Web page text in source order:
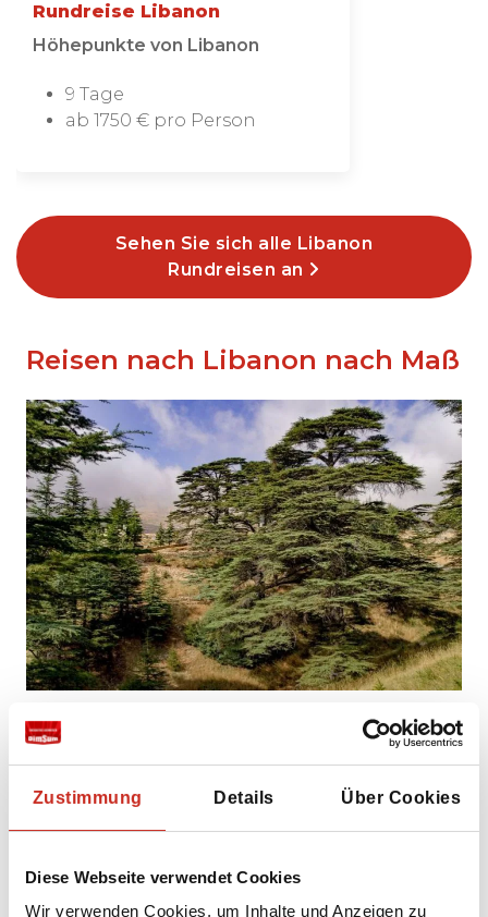
Zustimmung Details Über Cookies
Diese Webseite verwendet Cookies
Wir verwenden Cookies, um Inhalte und Anzeigen zu
Rundreise Libanon
Höhepunkte von Libanon
9 Tage
ab 1750 € pro Person
Sehen Sie sich alle Libanon
Rundreisen an
Reisen nach Libanon nach Maß
Wenn Sie auf individueller Basis eine Libanon
Rundreise zusammenstellen möchten, hat
DimSum Reisen ein umfangreiches Angebot
an
individuellen Libanon Reisen